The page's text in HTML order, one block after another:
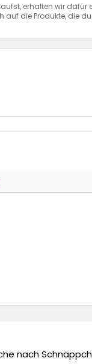
erhalten wir dafür
auf die Produkte, die
nach